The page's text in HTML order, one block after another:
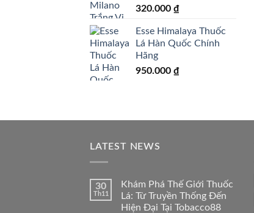
320.000 ₫
Esse Himalaya Thuốc
Lá Hàn Quốc Chính
Hãng
950.000 ₫
LATEST NEWS
30
Th11
Khám Phá Thế Giới Thuốc
Lá: Từ Truyền Thống Đến
Hiện Đại Tại Tobacco88